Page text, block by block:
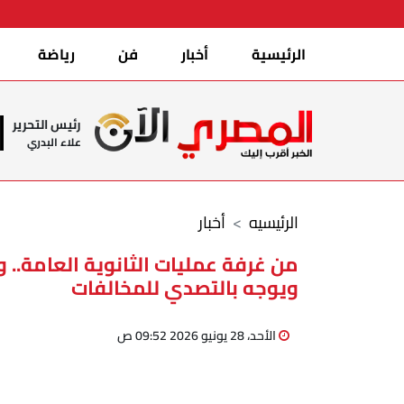
الرئيسية أخبار فن رياضة
رئيس التحرير
علاء البدري
أخبار الرئيسيه
من غرفة عمليات الثانوية العامة..
ويوجه بالتصدي للمخالفات
الأحد، 28 يونيو 2026 09:52 ص